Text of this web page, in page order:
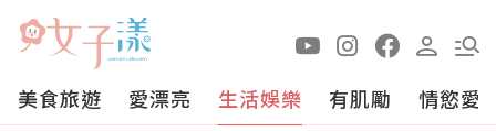
美食旅遊 愛漂亮 生活娛樂 有肌勵 情慾愛